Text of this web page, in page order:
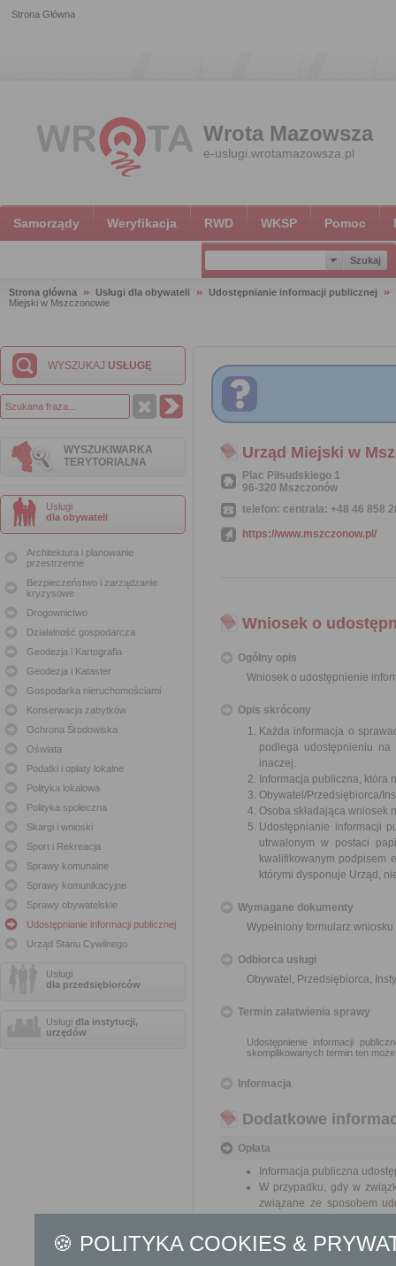
Strona Główna
Wrota Mazowsza
e-uslugi.wrotamazowsza.pl
Samorządy Weryfikacja RWD WKSP Pomoc
Strona główna Usługi dla obywateli
Udostępnianie informacji publicznej
Miejski w Mszczonowie
WYSZUKAJ USŁUGĘ
WYSZUKIWARKA
TERYTORIALNA
Usługi
dla obywateli
Architektura i planowanie
przestrzenne
Bezpieczeństwo i zarządzanie
kryzysowe
Drogownictwo
Działalność gospodarcza
Geodezja i Kartografia
Geodezja i Kataster
Gospodarka nieruchomościami
Konserwacja zabytków
Ochrona Środowiska
Oświata
Podatki i opłaty lokalne
Polityka lokalowa
Polityka społeczna
Skargi i wnioski
Sport i Rekreacja
Sprawy komunalne
Sprawy komunikacyjne
Sprawy obywatelskie
Udostępnianie informacji publicznej
Urząd Stanu Cywilnego
Usługi
dla przedsiębiorców
Usługi dla instytucji,
urzędów
Urząd Miejski w
Plac Piłsudskiego 1
96-320 Mszczonów
telefon: centrala: +48 46 858
https://www.mszczonow.pl/
Wniosek o
Ogólny opis
Wniosek o udostępnienie
Opis skrócony
Każda informacja o
podlega udostępnieniu
inaczej.
Informacja publiczna, która
Obywatel/Przedsiębiorca/
Osoba składająca wniosek
Udostępnianie informacji
utrwalonym w postaci
kwalifikowanym podpisem
którymi dysponuje Urząd,
Wymagane dokumenty
Wypełniony formularz
Odbiorca usługi
Obywatel, Przedsiębiorca,
Termin załatwienia sprawy
Udostępnienie informacji
skomplikowanych termin ten
Informacja
Dodatkowe
Opłata
Informacja publiczna
W przypadku, gdy w
związane ze sposobem
Urząd lub organ informuje
🍪 POLITYKA COOKIES &